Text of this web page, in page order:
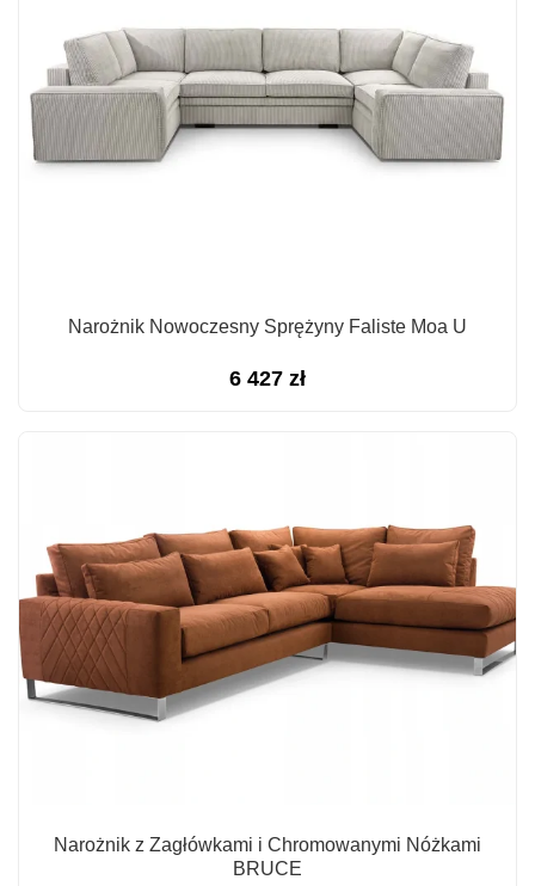
Narożnik Nowoczesny Sprężyny Faliste Moa U
6 427 zł
Narożnik z Zagłówkami i Chromowanymi Nóżkami
BRUCE